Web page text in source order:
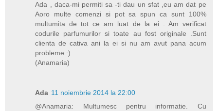
Ada , daca-mi permiti sa -ti dau un sfat ,eu am dat pe
Aoro multe comenzi si pot sa spun ca sunt 100%
multumita de tot ce am luat de la ei . Am verificat
codurile parfumurilor si toate au fost originale .Sunt
clienta de cativa ani la ei si nu am avut pana acum
probleme :)
(Anamaria)
Ada 11 noiembrie 2014 la 22:00
@Anamaria: Multumesc pentru informatie. Cu